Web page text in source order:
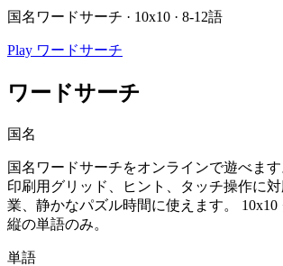
国名ワードサーチ · 10x10 · 8-12語
Play ワードサーチ
ワードサーチ
国名
国名ワードサーチをオンラインで遊べます
印刷用グリッド、ヒント、タッチ操作に
業、静かなパズル時間に使えます。
縦の単語のみ。
単語